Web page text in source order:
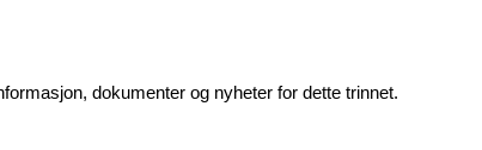
dokumenter og nyheter for dette trinnet.